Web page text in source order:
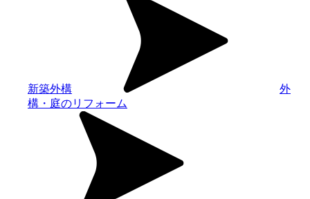
新築外構
外
構・庭のリフォーム